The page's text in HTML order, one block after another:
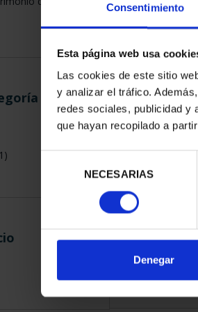
Consentimiento
Esta página web usa
Las cookies de este sitio
y analizar el tráfico.
redes sociales, publicidad y
que hayan recopilado a
consentimiento
NECESARIAS
Denegar
CIUDADES
ORDENAR POR: